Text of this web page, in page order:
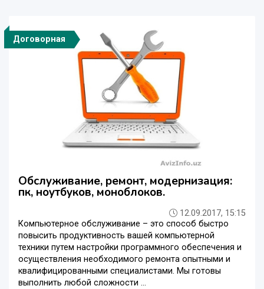
Договорная
Обслуживание, ремонт, модернизация:
пк, ноутбуков, моноблоков.
12.09.2017, 15:15
Компьютерное обслуживание – это способ быстро
повысить продуктивность вашей компьютерной
техники путем настройки программного обеспечения и
осуществления необходимого ремонта опытными и
квалифицированными специалистами. Мы готовы
выполнить любой сложности ...